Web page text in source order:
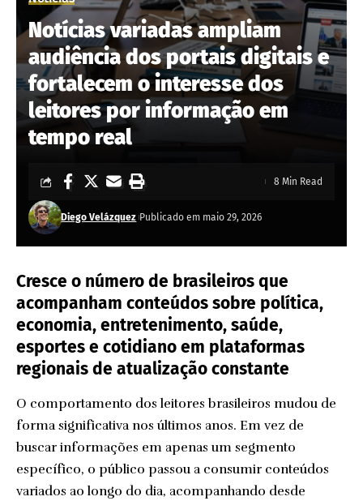
Notícias variadas ampliam
audiência dos portais digitais e
fortalecem o interesse dos
leitores por informação em
tempo real
Diego Velázquez Publicado em maio 29, 2026
8 Min Read
Cresce o número de brasileiros que
acompanham conteúdos sobre política,
economia, entretenimento, saúde,
esportes e cotidiano em plataformas
regionais de atualização constante
O comportamento dos leitores brasileiros mudou de
forma significativa nos últimos anos. Em vez de
buscar informações em apenas um segmento
específico, o público passou a consumir conteúdos
variados ao longo do dia, acompanhando desde